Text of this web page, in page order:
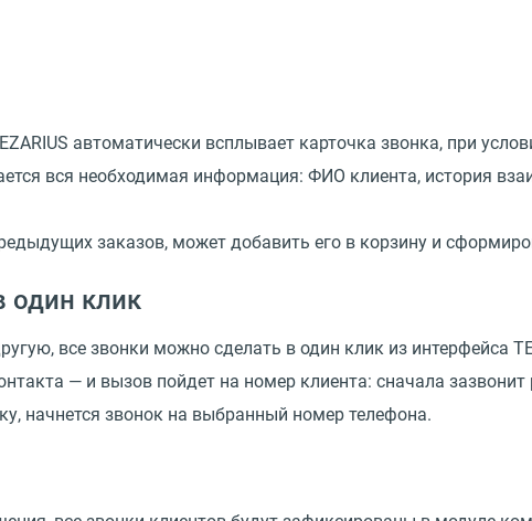
автоматически всплывает карточка звонка, при
вся необходимая информация: ФИО клиента, история
заказов, может добавить его в корзину и
один клик
все звонки можно сделать в один клик из интерфейса
— и вызов пойдет на номер клиента: сначала зазвонит
начнется звонок на выбранный номер телефона.